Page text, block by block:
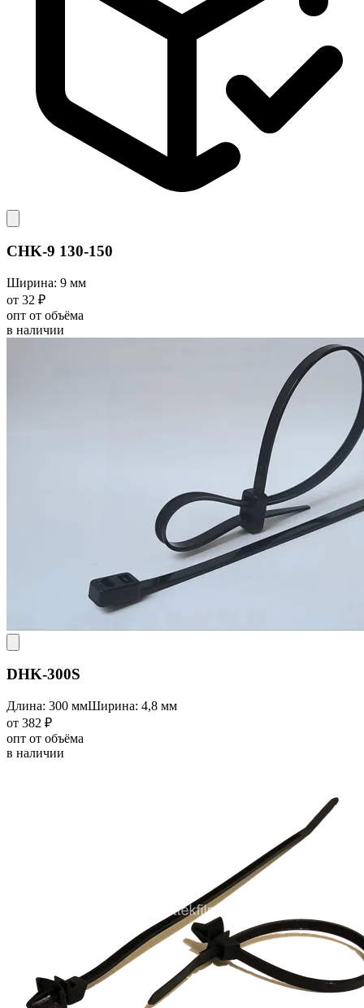
CHK-9 130-150
Ширина: 9 мм
от 32 ₽
опт от объёма
в наличии
DHK-300S
Длина: 300 ммШирина: 4,8 мм
от 382 ₽
опт от объёма
в наличии